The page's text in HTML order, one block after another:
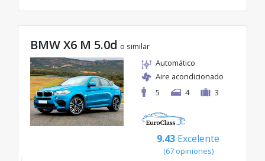
BMW X6 M 5.0d o similar
Automático
Aire acondicionado
5
4 3
9.43 Excelente
(67 opiniones)